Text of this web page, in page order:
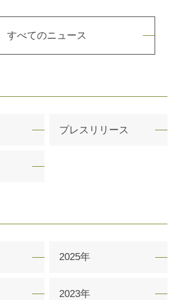
すべてのニュース
プレスリリース
2025年
2023年